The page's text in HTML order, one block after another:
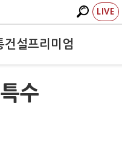
LIVE
건설프리미엄
수